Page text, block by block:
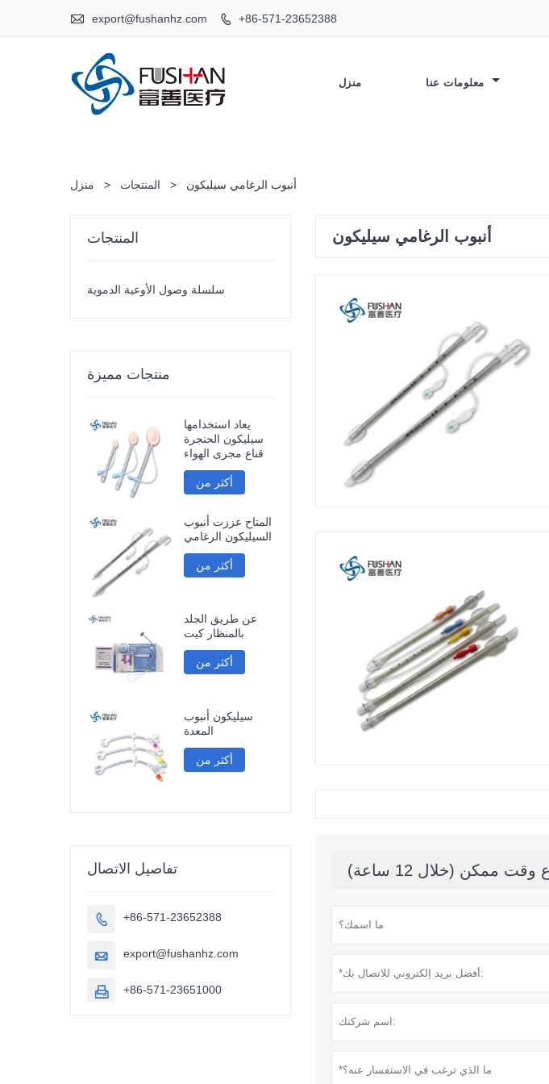
 export@fushanhz.com  +86-571-23652388
منزل
منزل > المنتجات > أنبوب الرغامي سيليكون
أنبوب الرغامي سيليكون
(خلال 12 ساعة)
المنتجات
سلسلة وصول الأوعية الدموية
منتجات مميزة
يعاد استخدامها
سيليكون الحنجرة
قناع مجرى الهواء
أكثر من
المتاح عززت أنبوب
السيليكون الرغامي
أكثر من
عن طريق الجلد
بالمنظار كيت
أكثر من
سيليكون أنبوب
المعدة
أكثر من
تفاصيل الاتصال
 +86-571-23652388
 export@fushanhz.com
 +86-571-23651000